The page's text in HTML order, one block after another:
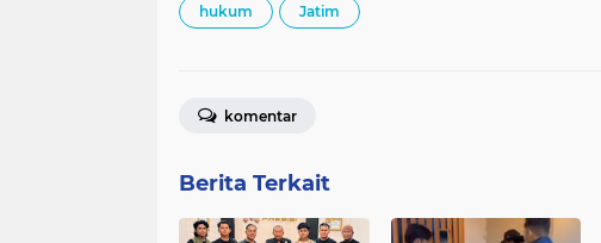
hukum Jatim
komentar
Berita Terkait